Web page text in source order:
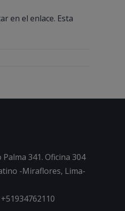
en el enlace. Esta
Palma 341. Oficina 304
-Miraflores, Lima-